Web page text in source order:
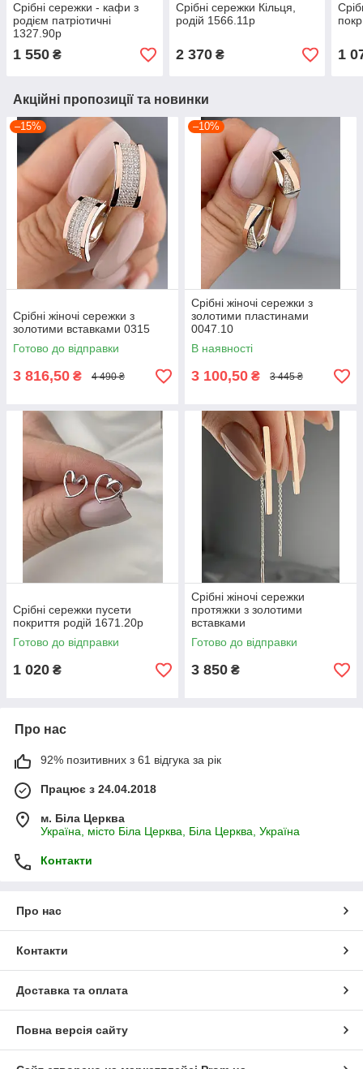
Срібні сережки - кафи з
родієм патріотичні
1327.90р
1 550 ₴
Срібні сережки Кільця,
родій 1566.11р
2 370₴ 1
Акційні пропозиції та новинки
–15%
Срібні жіночі сережки з
золотими вставками 0315
Готово до відправки
3 816,50 ₴ 4 490 ₴
–10%
Срібні жіночі сережки з
золотими пластинами
0047.10
В наявності
3 100,50 ₴ 3 445 ₴
Срібні сережки пусети
покриття родій 1671.20р
Готово до відправки
1 020 ₴
Срібні жіночі сережки
протяжки з золотими
вставками
Готово до відправки
3 850 ₴
Про нас
92% позитивних з 61 відгука за рік
Працює з 24.04.2018
м. Біла Церква
Україна, місто Біла Церква, Біла Церква, Україна
Контакти
Про нас
Контакти
Доставка та оплата
Повна версія сайту